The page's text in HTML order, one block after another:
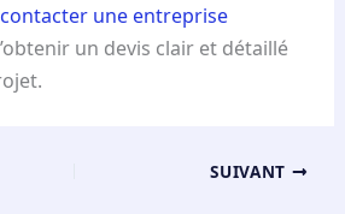
contacter une entreprise
un devis clair et détaillé
SUIVANT